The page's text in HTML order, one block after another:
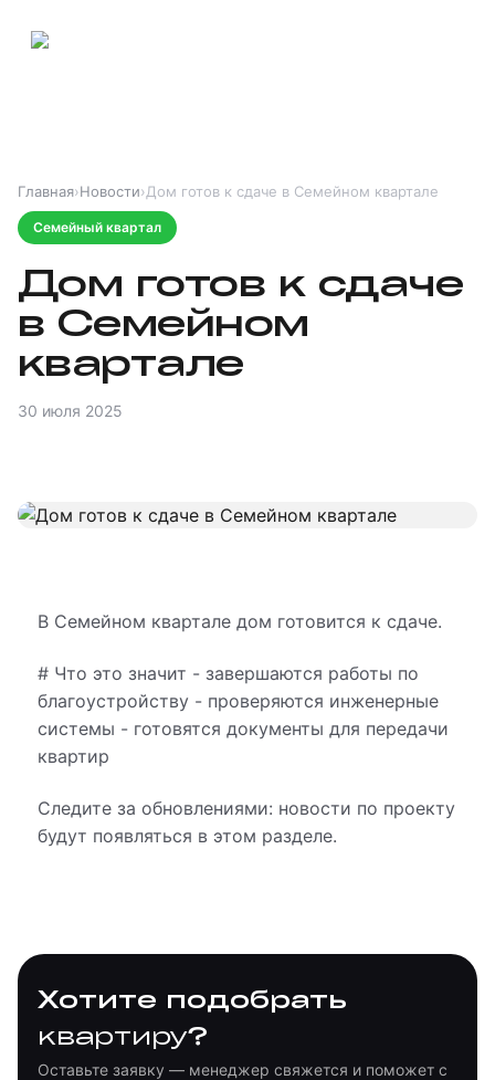
Главная›Новости›Дом готов к сдаче в Семейном квартале
Семейный квартал
Дом готов к сдаче
в Семейном
квартале
30 июля 2025
В Семейном квартале дом готовится к сдаче.
# Что это значит - завершаются работы по
благоустройству - проверяются инженерные
системы - готовятся документы для передачи
квартир
Следите за обновлениями: новости по проекту
будут появляться в этом разделе.
Хотите подобрать
квартиру?
Оставьте заявку — менеджер свяжется и поможет с